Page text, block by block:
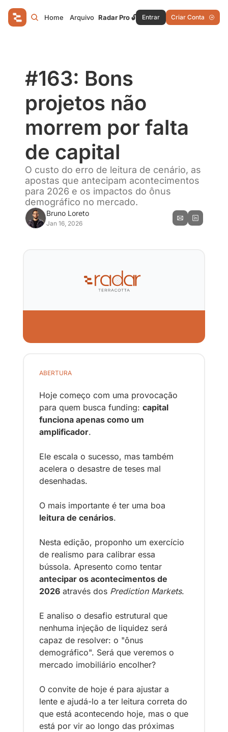
Home Arquivo Radar Pro 🔓 Entrar Criar Conta
#163: Bons
projetos não
morrem por falta
de capital
O custo do erro de leitura de cenário, as
apostas que antecipam acontecimentos
para 2026 e os impactos do ônus
demográfico no mercado.
Bruno Loreto
Jan 16, 2026
ABERTURA
Hoje começo com uma provocação
para quem busca funding: capital
funciona apenas como um
amplificador.
Ele escala o sucesso, mas também
acelera o desastre de teses mal
desenhadas.
leitura de cenários.
Nesta edição, proponho um exercício
de realismo para calibrar essa
antecipar os acontecimentos de
2026 através dos Prediction Markets.
E analiso o desafio estrutural que
nenhuma injeção de liquidez será
capaz de resolver: o "ônus
demográfico". Será que veremos o
mercado imobiliário encolher?
O convite de hoje é para ajustar a
lente e ajudá-lo a ter leitura correta do
que está acontecendo hoje, mas o que
está por vir ao longo das próximas